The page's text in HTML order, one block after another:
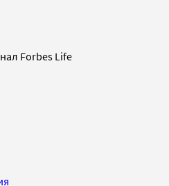
Forbes Life